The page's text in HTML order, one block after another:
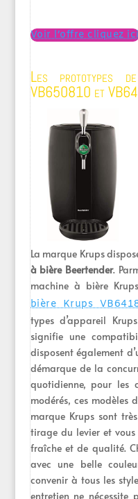
Voir l’offre cliquez
Les prototypes
VB650810 et
La marque Krups
à bière Beertender.
machine à bière
bière Krups
types d’appareil
signifie une
disposent également
démarque de la
quotidienne, pour les
modérés, ces modèles
marque Krups sont
tirage du levier et vous
fraîche et de qualité.
avec une belle
convenir à tous les
entretien ne